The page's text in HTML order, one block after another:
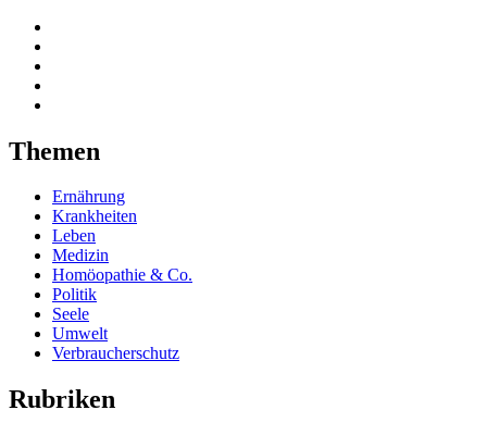
Themen
Ernährung
Krankheiten
Leben
Medizin
Homöopathie & Co.
Politik
Seele
Umwelt
Verbraucherschutz
Rubriken